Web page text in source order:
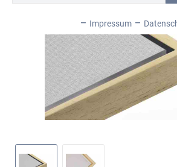
Service
Sonstige
Impressum